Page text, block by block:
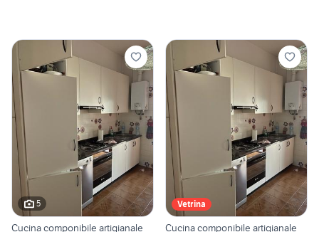
5
Cucina componibile artigianale
Vetrina
Cucina componibile artigianale